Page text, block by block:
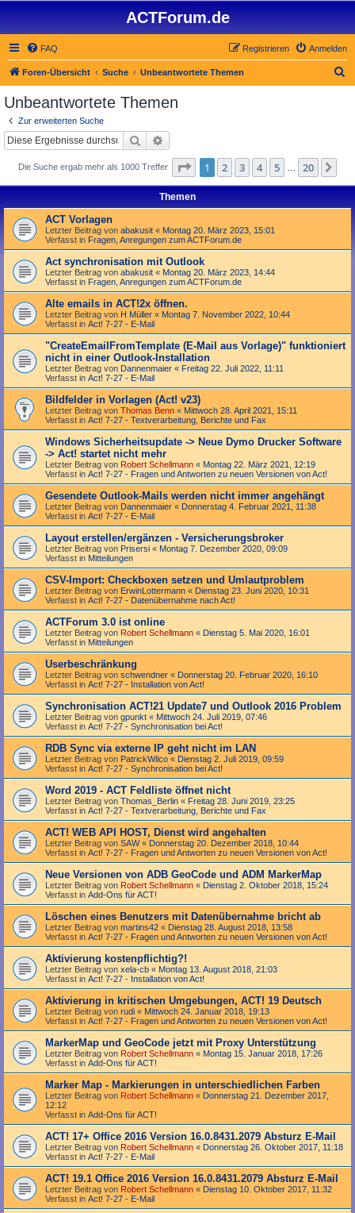
ACTForum.de
FAQ Anmelden
Registrieren
Foren-Übersicht Suche Unbeantwortete Themen
Unbeantwortete Themen
Zur erweiterten Suche
Suche
Die Suche ergab mehr als 1000 Treffer Seite 1von 20
1 2 3 4 5 20
Themen
ACT Vorlagen
Letzter Beitrag von abakusit « Montag 20. März 2023, 15:01
Verfasst in Fragen, Anregungen zum ACTForum.de
Act synchronisation mit Outlook
Letzter Beitrag von abakusit « Montag 20. März 2023, 14:44
Verfasst in Fragen, Anregungen zum ACTForum.de
Alte emails in ACT!2x öffnen.
Letzter Beitrag von H Müller « Montag 7. November 2022, 10:44
Verfasst in Act! 7-27 - E-Mail
"Create­Email­From­Template (E-Mail aus Vorlage)" funktioniert
nicht in einer Outlook-Installation
Letzter Beitrag von Dannenmaier « Freitag 22. Juli 2022, 11:11
Verfasst in Act! 7-27 - E-Mail
Bildfelder in Vorlagen (Act! v23)
Letzter Beitrag von Thomas Benn « Mittwoch 28. April 2021, 15:11
Verfasst in Act! 7-27 - Text­­ver­arbei­tung, Berichte und Fax
Windows Sicherheitsupdate -> Neue Dymo Drucker Software
-> Act! startet nicht mehr
Letzter Beitrag von Robert Schellmann « Montag 22. März 2021, 12:19
Verfasst in Act! 7-27 - Fragen und Antworten zu neuen Versionen von Act!
Gesendete Outlook-Mails werden nicht immer angehängt
Letzter Beitrag von Dannenmaier « Donnerstag 4. Februar 2021, 11:38
Verfasst in Act! 7-27 - E-Mail
Layout erstellen/ergänzen - Versicherungsbroker
Letzter Beitrag von Prisersi « Montag 7. Dezember 2020, 09:09
Verfasst in Mitteilungen
CSV-Import: Checkboxen setzen und Umlautproblem
Letzter Beitrag von ErwinLottermann « Dienstag 23. Juni 2020, 10:31
Verfasst in Act! 7-27 - Datenübernahme nach Act!
ACTForum 3.0 ist online
Letzter Beitrag von Robert Schellmann « Dienstag 5. Mai 2020, 16:01
Verfasst in Mitteilungen
Userbeschränkung
Letzter Beitrag von schwendner « Donnerstag 20. Februar 2020, 16:10
Verfasst in Act! 7-27 - Installation von Act!
Synchronisation ACT!21 Update7 und Outlook 2016 Problem
Letzter Beitrag von gpunkt « Mittwoch 24. Juli 2019, 07:46
Verfasst in Act! 7-27 - Synchronisation bei Act!
RDB Sync via externe IP geht nicht im LAN
Letzter Beitrag von PatrickWilco « Dienstag 2. Juli 2019, 09:59
Verfasst in Act! 7-27 - Synchronisation bei Act!
Word 2019 - ACT Feldliste öffnet nicht
Letzter Beitrag von Thomas_Berlin « Freitag 28. Juni 2019, 23:25
Verfasst in Act! 7-27 - Text­­ver­arbei­tung, Berichte und Fax
ACT! WEB API HOST, Dienst wird angehalten
Letzter Beitrag von SAW« Donnerstag 20. Dezember 2018, 10:44
Verfasst in Act! 7-27 - Fragen und Antworten zu neuen Versionen von Act!
Neue Versionen von ADB GeoCode und ADM MarkerMap
Letzter Beitrag von Robert Schellmann « Dienstag 2. Oktober 2018, 15:24
Verfasst in Add-Ons für ACT!
Löschen eines Benutzers mit Datenübernahme bricht ab
Letzter Beitrag von martins42 « Dienstag 28. August 2018, 13:58
Verfasst in Act! 7-27 - Fragen und Antworten zu neuen Versionen von Act!
Aktivierung kostenpflichtig?!
Letzter Beitrag von xela-cb « Montag 13. August 2018, 21:03
Verfasst in Act! 7-27 - Installation von Act!
Aktivierung in kritischen Umgebungen, ACT! 19 Deutsch
Letzter Beitrag von rudi « Mittwoch 24. Januar 2018, 19:13
Verfasst in Act! 7-27 - Fragen und Antworten zu neuen Versionen von Act!
MarkerMap und GeoCode jetzt mit Proxy Unterstützung
Letzter Beitrag von Robert Schellmann « Montag 15. Januar 2018, 17:26
Verfasst in Add-Ons für ACT!
Marker Map - Markierungen in unterschiedlichen Farben
Letzter Beitrag von Robert Schellmann « Donnerstag 21. Dezember 2017,
12:12
Verfasst in Add-Ons für ACT!
ACT! 17+ Office 2016 Version 16.0.8431.2079 Absturz E-Mail
Letzter Beitrag von Robert Schellmann « Donnerstag 26. Oktober 2017, 11:18
Verfasst in Act! 7-27 - E-Mail
ACT! 19.1 Office 2016 Version 16.0.8431.2079 Absturz E-Mail
Letzter Beitrag von Robert Schellmann « Dienstag 10. Oktober 2017, 11:32
Verfasst in Act! 7-27 - E-Mail